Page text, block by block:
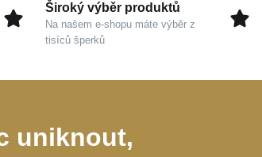
Široký výběr produktů
Na našem e-shopu máte výběr z
tisíců šperků
uniknout,